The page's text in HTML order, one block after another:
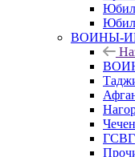
ВОИНЫ-
ГСВГ